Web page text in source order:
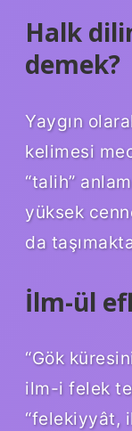
Halk
demek?
Yaygın
kelimesi
“talih”
yüksek
da
İlm-ül
“Gök
ilm-i felek
“felekiyyât,